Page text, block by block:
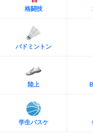
格闘技
バドミントン
陸上
学生バスケ